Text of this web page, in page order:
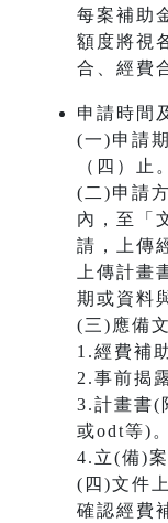
每案補助
額度將視
合、經費
申請時間
(一)申請
（四）止。
(二)申請
內，至「
請，上傳
上傳計畫
期或資料
(三)應備
1.經費補
2.事前揭
3.計畫書(
或odt等)。
4.立(備)案
(四)文件
確認經費